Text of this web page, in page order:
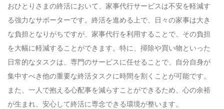
おひとりさまの終活において、家事代行サービスは不安を軽減す
る強力なサポーターです。終活を進める上で、日々の家事は大き
な負担となりがちですが、家事代行を利用することで、その負担
を大幅に軽減することができます。特に、掃除や買い物といった
日常的なタスクは、専門のサービスに任せることで、自分自身が
集中すべき他の重要な終活タスクに時間を割くことが可能です。
また、一人で抱える心配事を減らすことができるため、心の余裕
が生まれ、安心して終活に専念できる環境が整います。